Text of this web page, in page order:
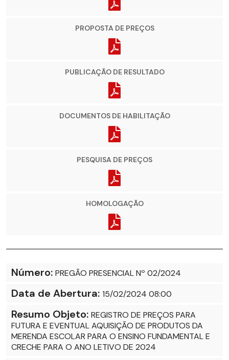
PROPOSTA DE PREÇOS
PUBLICAÇÃO DE RESULTADO
DOCUMENTOS DE HABILITAÇÃO
PESQUISA DE PREÇOS
HOMOLOGAÇÃO
Número: PREGÃO PRESENCIAL Nº 02/2024
Data de Abertura: 15/02/2024 08:00
Resumo Objeto: REGISTRO DE PREÇOS PARA
FUTURA E EVENTUAL AQUISIÇÃO DE PRODUTOS DA
MERENDA ESCOLAR PARA O ENSINO FUNDAMENTAL E
CRECHE PARA O ANO LETIVO DE 2024